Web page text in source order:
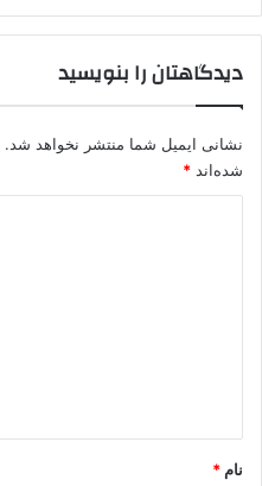
دیدگاهتان را بنویسید
نشانی ایمیل شما منتشر نخواهد شد.
شده‌اند *
نام *